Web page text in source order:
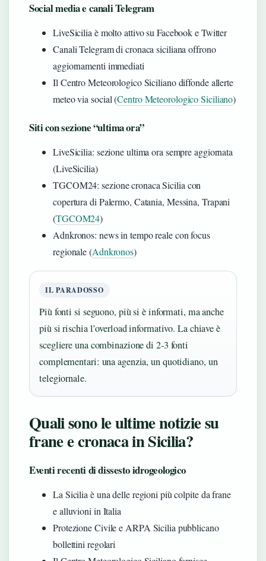
Social media e canali Telegram
LiveSicilia è molto attivo su Facebook e Twitter
Canali Telegram di cronaca siciliana offrono
aggiornamenti immediati
Il Centro Meteorologico Siciliano diffonde allerte
meteo via social (Centro Meteorologico Siciliano)
Siti con sezione “ultima ora”
LiveSicilia: sezione ultima ora sempre aggiornata
(LiveSicilia)
TGCOM24: sezione cronaca Sicilia con
copertura di Palermo, Catania, Messina, Trapani
(TGCOM24)
Adnkronos: news in tempo reale con focus
regionale (Adnkronos)
IL PARADOSSO
Più fonti si seguono, più si è informati, ma anche
più si rischia l’overload informativo. La chiave è
scegliere una combinazione di 2-3 fonti
complementari: una agenzia, un quotidiano, un
telegiornale.
Quali sono le ultime notizie su
frane e cronaca in Sicilia?
Eventi recenti di dissesto idrogeologico
La Sicilia è una delle regioni più colpite da frane
e alluvioni in Italia
Protezione Civile e ARPA Sicilia pubblicano
bollettini regolari